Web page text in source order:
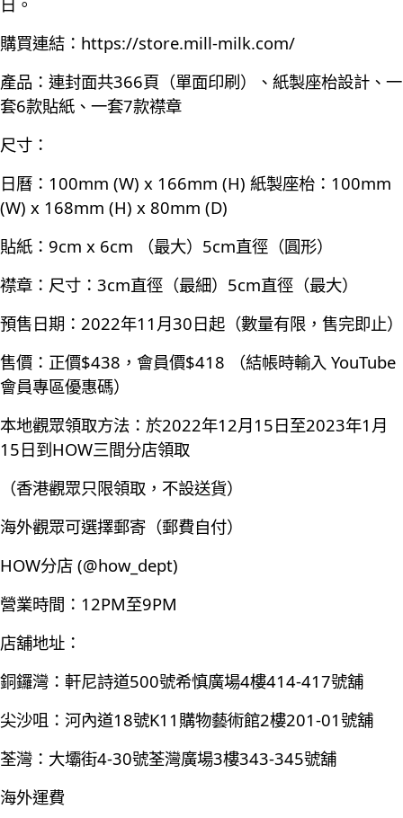
購買連結： https://store.mill-milk.com/
產品：連封面共366頁（單面印刷）、紙製座枱設計、一
套6款貼紙、一套7款襟章
尺寸：
日曆：100mm (W) x 166mm (H) 紙製座枱：100mm
(W) x 168mm (H) x 80mm (D)
貼紙：9cm x 6cm （最大）5cm直徑（圓形）
襟章：尺寸：3cm直徑（最細）5cm直徑（最大）
預售日期：2022年11月30日起（數量有限，售完即止）
售價：正價$438，會員價$418 （結帳時輸入 YouTube
會員專區優惠碼）
本地觀眾領取方法：於2022年12月15日至2023年1月
15日到HOW三間分店領取
（香港觀眾只限領取，不設送貨）
海外觀眾可選擇郵寄（郵費自付）
HOW分店 (@how_dept)
營業時間：12PM至9PM
店舖地址：
銅鑼灣：軒尼詩道500號希慎廣場4樓414-417號舖
尖沙咀：河內道18號K11購物藝術館2樓201-01號舖
荃灣：大壩街4-30號荃灣廣場3樓343-345號舖
海外運費